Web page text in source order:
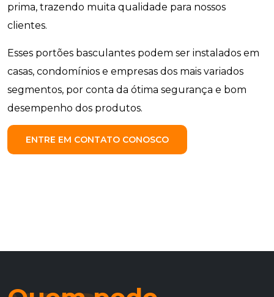
prima, trazendo muita qualidade para nossos
clientes.
Esses portões basculantes podem ser instalados em
casas, condomínios e empresas dos mais variados
segmentos, por conta da ótima segurança e bom
desempenho dos produtos.
ENTRE EM CONTATO CONOSCO